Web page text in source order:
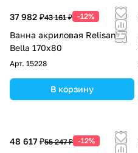
37 982 ₽43 161 ₽ -12%
Ванна акриловая Relisan
Bella 170х80
Арт. 15228
В корзину
48 617 ₽55 247 ₽ -12%